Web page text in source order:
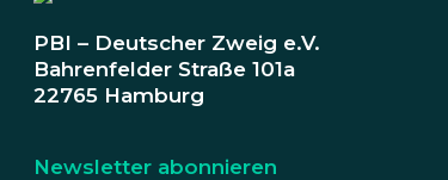
PBI – Deutscher Zweig e.V.
Bahrenfelder Straße 101a
22765 Hamburg
Newsletter abonnieren